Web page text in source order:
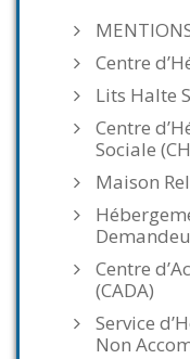
Centre
Lits Halte
Centre
Sociale
Maison
Centre
(CADA)
Service
Non